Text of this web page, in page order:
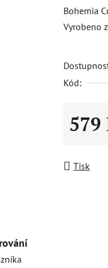
je
5,0
5
hvězdiček.
Bohemia
Vyrobeno
Kód:
579
Tisk